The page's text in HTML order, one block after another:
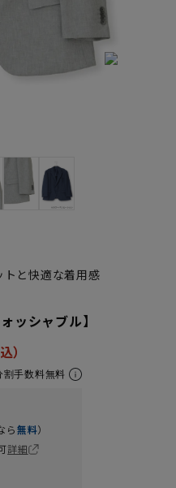
と快適な着用感
ッシャブル】
割手数料無料
ら無料）
詳細